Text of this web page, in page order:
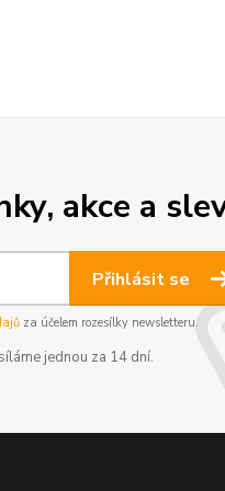
akce a
Přihlásit se
za účelem rozesílky newsletteru.
jednou za 14 dní.